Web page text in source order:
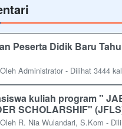
Peserta Didik Baru
Administrator - Dilihat 3444
kuliah program "
SCHOLARSHIF"
R. Nia Wulandari, S.Kom -